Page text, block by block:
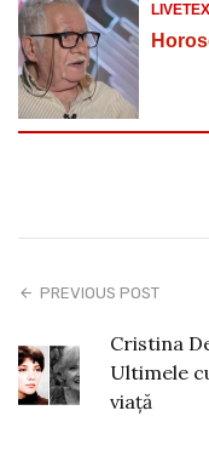
PREVIOUS POST
Cristina
Ultimele
viață